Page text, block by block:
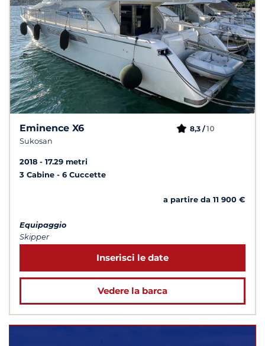
Eminence X6
Sukosan
8,3 /10
2018
17.29 metri
3 Cabine
6 Cuccette
a partire da 11 900 €
Equipaggio
Skipper
Inserisci le date
Vedere la barca